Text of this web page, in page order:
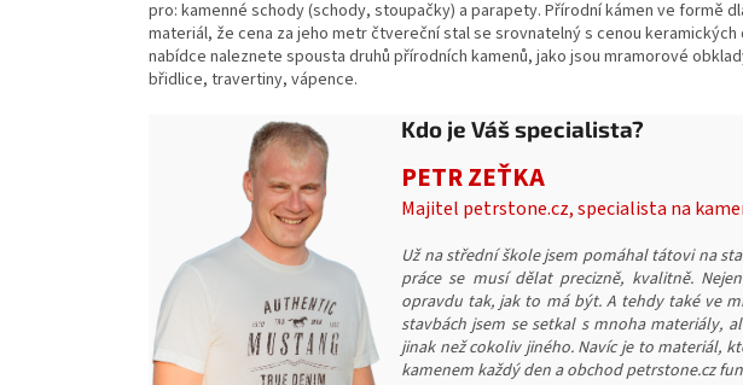
pro: kamenné schody (schody, stoupačky) a parapety. Přírodní kámen ve formě
materiál, že cena za jeho metr čtvereční stal se srovnatelný s cenou
nabídce naleznete spousta druhů přírodních kamenů, jako jsou mramorové
břidlice, travertiny, vápence.
Kdo je Váš specialista?
PETR ZEŤKA
Majitel petrstone.cz, specialista na
Už na střední škole jsem pomáhal tátovi na
práce se musí dělat precizně, kvalitně.
opravdu tak, jak to má být. A tehdy také ve
stavbách jsem se setkal s mnoha materiály,
jinak než cokoliv jiného. Navíc je to materiál,
kamenem každý den a obchod petrstone.cz